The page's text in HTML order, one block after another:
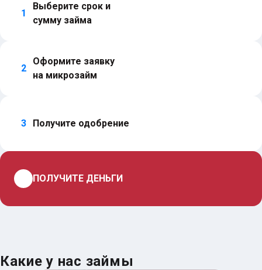
1
Выберите срок и
сумму займа
2
Оформите заявку
на микрозайм
3 Получите одобрение
ПОЛУЧИТЕ ДЕНЬГИ
Какие у нас займы